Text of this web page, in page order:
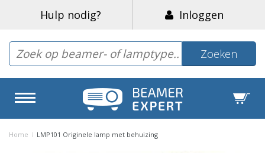
Hulp nodig? Inloggen
Zoeken
Home / LMP101 Originele lamp met behuizing